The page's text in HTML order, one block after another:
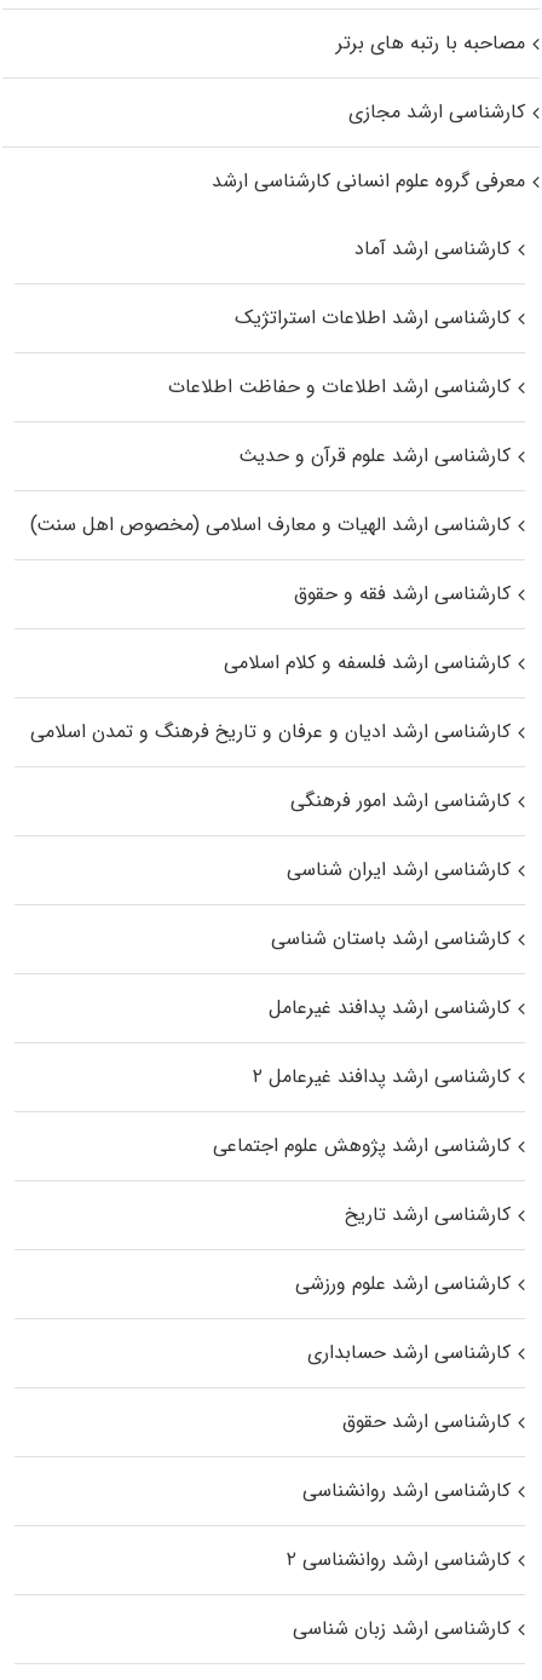
مصاحبه با رتبه های برتر
کارشناسی ارشد مجازی
معرفی گروه علوم انسانی کارشناسی ارشد
کارشناسی ارشد آماد
کارشناسی ارشد اطلاعات استراتژیک
کارشناسی ارشد اطلاعات و حفاظت اطلاعات
کارشناسی ارشد علوم قرآن و حدیث
کارشناسی ارشد الهیات و معارف اسلامی (مخصوص اهل سنت)
کارشناسی ارشد فقه و حقوق
کارشناسی ارشد فلسفه و کلام اسلامی
کارشناسی ارشد ادیان و عرفان و تاریخ فرهنگ و تمدن اسلامی
کارشناسی ارشد امور فرهنگی
کارشناسی ارشد ایران شناسی
کارشناسی ارشد باستان شناسی
کارشناسی ارشد پدافند غیرعامل
کارشناسی ارشد پدافند غیرعامل ۲
کارشناسی ارشد پژوهش علوم اجتماعی
کارشناسی ارشد تاریخ
کارشناسی ارشد علوم ورزشی
کارشناسی ارشد حسابداری
کارشناسی ارشد حقوق
کارشناسی ارشد روانشناسی
کارشناسی ارشد روانشناسی ۲
کارشناسی ارشد زبان شناسی